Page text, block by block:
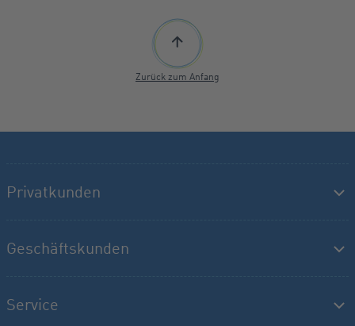
Zurück zum Anfang
Privatkunden
Geschäftskunden
Service